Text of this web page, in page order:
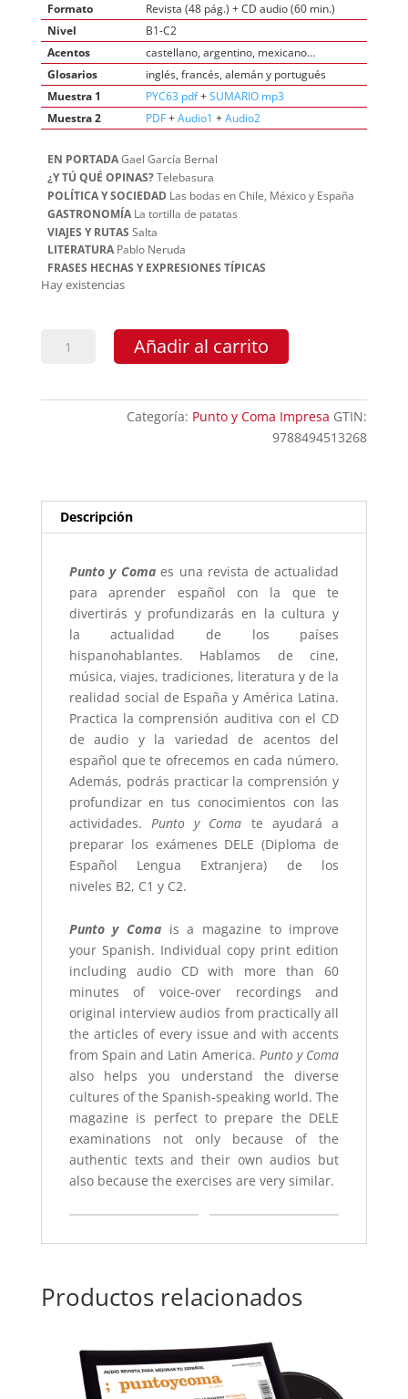
Formato
Revista (48 pág.) + CD audio (60 min.)
Nivel
B1-C2
Acentos
castellano, argentino, mexicano…
Glosarios
inglés, francés, alemán y portugués
Muestra 1
PYC63 pdf+SUMARIO mp3
Muestra 2
PDF+Audio1 +Audio2
EN PORTADAGael García Bernal
¿Y TÚ QUÉ OPINAS?Telebasura
POLÍTICA Y SOCIEDADLas bodas en Chile, México y España
GASTRONOMÍALa tortilla de patatas
VIAJES Y RUTAS Salta
LITERATURAPablo Neruda
FRASES HECHAS Y EXPRESIONES TÍPICAS
Hay existencias
Punto
63
Añadir al carrito
Categoría: Punto y Coma Impresa GTIN:
9788494513268
Descripción
Punto y Comaes una revista de actualidad
para aprender español con la que te
divertirás y profundizarás en la cultura y
la actualidad de los países
hispanohablantes. Hablamos de cine,
música, viajes, tradiciones, literatura y de la
realidad social de España y América Latina.
Practica la comprensión auditiva con el CD
de audio y la variedad de acentos del
español que te ofrecemos en cada número.
Además, podrás practicar la comprensión y
profundizar en tus conocimientos con las
actividades.Punto y Coma te ayudará a
preparar los exámenes DELE (Diploma de
Español Lengua Extranjera) de los
niveles B2, C1 y C2.
Punto y Coma is a magazine to improve
your Spanish. Individual copy print edition
including audio CD with more than 60
minutes of voice-over recordings and
original interview audios from practically all
the articles of every issue and with accents
from Spain and Latin America. Punto y Coma
also helps you understand the diverse
cultures of the Spanish-speaking world. The
magazine is perfect to prepare the DELE
examinations not only because of the
authentic texts and their own audios but
also because the exercises are very similar.
Productos relacionados